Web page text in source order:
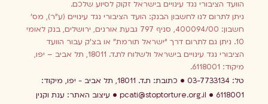
הוועד הציבורי נגד עינויים בישראל זקוק לסיוע שלכם.
ניתן לתרום לנו לחשבון הבנק: הועד הציבורי נגד עינויים (ע”ר), מס’
חשבון: 400094/00, סניף 797 גבעת אורנים, ירושלים, בנק לאומי
10. ניתן גם לתרום דרך “ישראל תורמת” או בצ’ק עבור הוועד
הציבורי נגד עינויים בישראל ולשלוח לת.ד. 18011, תל אביב – יפו,
מיקוד: 6118001.
טל: 03-7733134
כתובת: ת.ד. 18011, תל אביב - יפו, מיקוד:
6118001
pcati@stoptorture.org.il עיצוב האתר: ענת וקנין